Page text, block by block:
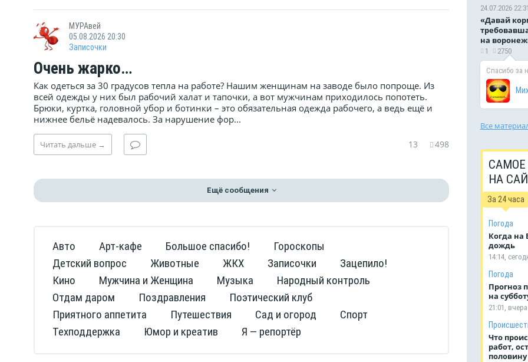
МУРАвей
05.08.2026 20:30
Записочки
Очень жарко…
Как одеться за 30 градусов тепла на работе? Нашим женщинам на заводе было попроще. Из
всей одежды у них был рабочий халат и тапочки, а вот мужчинам приходилось попотеть.
Брюки, куртка, головной убор и ботинки – это обязательная одежда рабочего, а ведь ещё и
нижнее бельё надевалось. За нарушение фор...
Читать дальше → 13 498
Ещё сообщения
Авто Арт-кафе Большое спасибо!
Гороскопы
Детский вопрос
Животные ЖКХ Записочки
Зацепило!
Кино
Мужчина и Женщина Музыка
Народный контроль
Отдам даром
Поздравления
Поэтический клуб
Приятного аппетита
Путешествия Сад и огород
Спорт
Техподдержка
Юмор и креатив Я — репортёр
24.07.2026 22:31
«Давай
на
1 2750
Спасибо за
Все
НА
За 24 часа
Погода
Когда на
дождь
14:14,
Погода
Прогноз
на
21:01, вчера
Что
работ,